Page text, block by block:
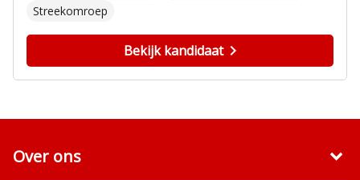
Streekomroep
Bekijk kandidaat
Over ons